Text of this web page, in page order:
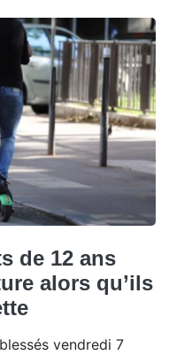
de 12 ans
alors qu’ils
vendredi 7